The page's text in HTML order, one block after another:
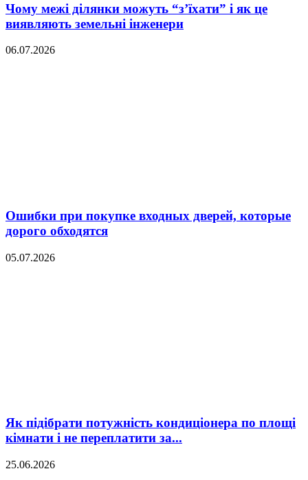
Чому межі ділянки можуть “з’їхати” і як це
виявляють земельні інженери
06.07.2026
Ошибки при покупке входных дверей, которые
дорого обходятся
05.07.2026
Як підібрати потужність кондиціонера по площі
кімнати і не переплатити за...
25.06.2026